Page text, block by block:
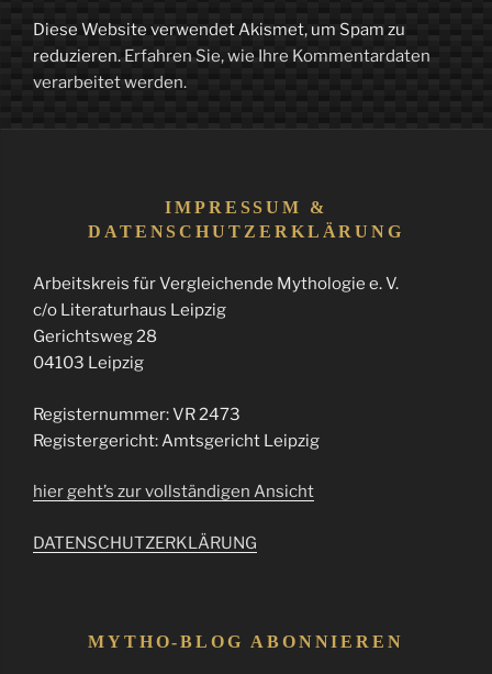
Diese Website verwendet Akismet, um Spam zu
reduzieren. Erfahren Sie, wie Ihre Kommentardaten
verarbeitet werden.
IMPRESSUM &
DATENSCHUTZERKLÄRUNG
Arbeitskreis für Vergleichende Mythologie e. V.
c/o Literaturhaus Leipzig
Gerichtsweg 28
04103 Leipzig
Registernummer: VR 2473
Registergericht: Amtsgericht Leipzig
hier geht’s zur vollständigen Ansicht
DATENSCHUTZERKLÄRUNG
MYTHO-BLOG ABONNIEREN